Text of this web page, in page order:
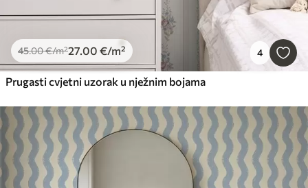
45.00€/m²27.00 €/m² 4
Prugasti cvjetni uzorak u nježnim bojama